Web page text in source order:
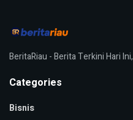
BeritaRiau - Berita Terkini Hari
Categories
Bisnis